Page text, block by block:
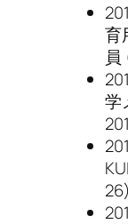
育
員
学